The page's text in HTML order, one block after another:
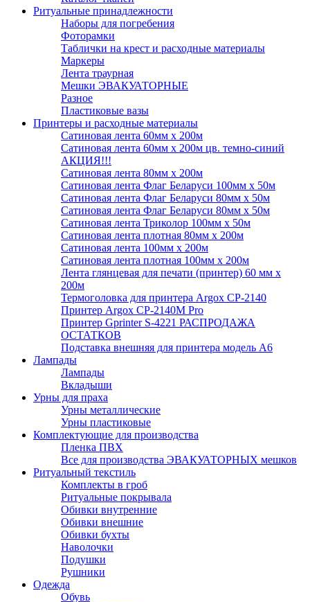
Ритуальные принадлежности
Наборы для погребения
Фоторамки
Таблички на крест и расходные материалы
Маркеры
Лента траурная
Мешки ЭВАКУАТОРНЫЕ
Разное
Пластиковые вазы
Принтеры и расходные материалы
Сатиновая лента 60мм х 200м
Сатиновая лента 60мм х 200м цв. темно-синий
АКЦИЯ!!!
Сатиновая лента 80мм х 200м
Сатиновая лента Флаг Беларуси 100мм х 50м
Сатиновая лента Флаг Беларуси 80мм х 50м
Сатиновая лента Флаг Беларуси 80мм х 50м
Сатиновая лента Триколор 100мм х 50м
Сатиновая лента плотная 80мм х 200м
Сатиновая лента 100мм х 200м
Сатиновая лента плотная 100мм х 200м
Лента глянцевая для печати (принтер) 60 мм х
200м
Термоголовка для принтера Argox CP-2140
Принтер Argox CP-2140M Pro
Принтер Gprinter S-4221 РАСПРОДАЖА
ОСТАТКОВ
Подставка внешняя для принтера модель А6
Лампады
Лампады
Вкладыши
Урны для праха
Урны металлические
Урны пластиковые
Комплектующие для производства
Пленка ПВХ
Все для производства ЭВАКУАТОРНЫХ мешков
Ритуальный текстиль
Комплекты в гроб
Ритуальные покрывала
Обивки внутренние
Обивки внешние
Обивки бухты
Наволочки
Подушки
Рушники
Одежда
Обувь